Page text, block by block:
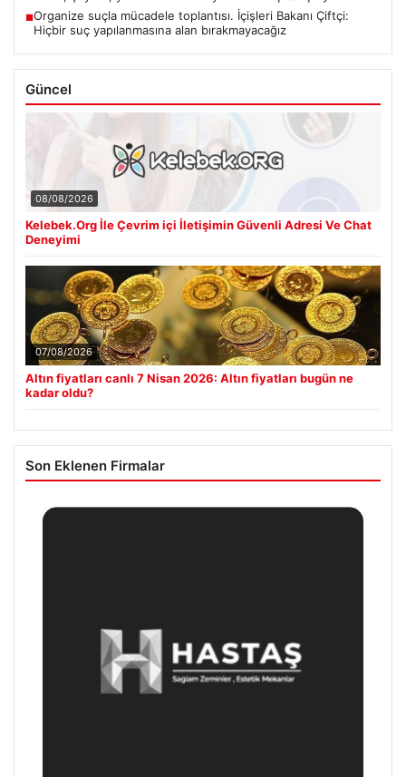
■Organize suçla mücadele toplantısı. İçişleri Bakanı Çiftçi:
Hiçbir suç yapılanmasına alan bırakmayacağız
Güncel
08/08/2026
Kelebek.Org İle Çevrim içi İletişimin Güvenli Adresi Ve Chat
Deneyimi
07/08/2026
Altın fiyatları canlı 7 Nisan 2026: Altın fiyatları bugün ne
kadar oldu?
Son Eklenen Firmalar